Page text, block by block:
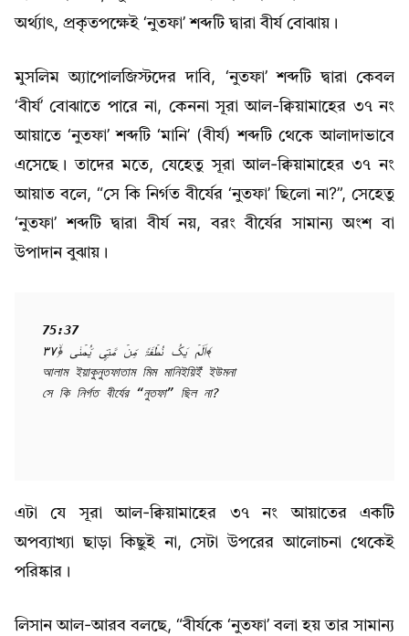
অর্থ্যাৎ, প্রকৃতপক্ষেই ‘নুতফা’ শব্দটি দ্বারা বীর্য বোঝায়।
মুসলিম অ্যাপোলজিস্টদের দাবি, ‘নুতফা’ শব্দটি দ্বারা কেবল
‘বীর্য’ বোঝাতে পারে না, কেননা সূরা আল-ক্বিয়ামাহের ৩৭ নং
আয়াতে ‘নুতফা’ শব্দটি ‘মানি’ (বীর্য) শব্দটি থেকে আলাদাভাবে
এসেছে। তাদের মতে, যেহেতু সূরা আল-ক্বিয়ামাহের ৩৭ নং
আয়াত বলে, “সে কি নির্গত বীর্যের ‘নুতফা’ ছিলো না?”, সেহেতু
‘নুতফা’ শব্দটি দ্বারা বীর্য নয়, বরং বীর্যের সামান্য অংশ বা
উপাদান বুঝায়।
75:37
اَلَمۡ یَکُ نُطۡفَۃً مِّنۡ مَّنِیٍّ یُّمۡنٰی ﴿ۙ۳۷﴾
আলাম ইয়াকুনুতফাতাম মিম মানিইয়িইঁ ইউমনা
সে কি নির্গত বীর্যের “নুতফা” ছিল না?
এটা যে সূরা আল-ক্বিয়ামাহের ৩৭ নং আয়াতের একটি
অপব্যাখ্যা ছাড়া কিছুই না, সেটা উপরের আলোচনা থেকেই
পরিষ্কার।
লিসান আল-আরব বলছে, “বীর্যকে ‘নুতফা’ বলা হয় তার সামান্য